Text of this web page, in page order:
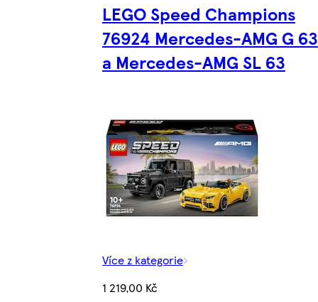
LEGO Speed Champions
76924 Mercedes-AMG G 63
a Mercedes-AMG SL 63
Více z kategorie
1 219,00 Kč